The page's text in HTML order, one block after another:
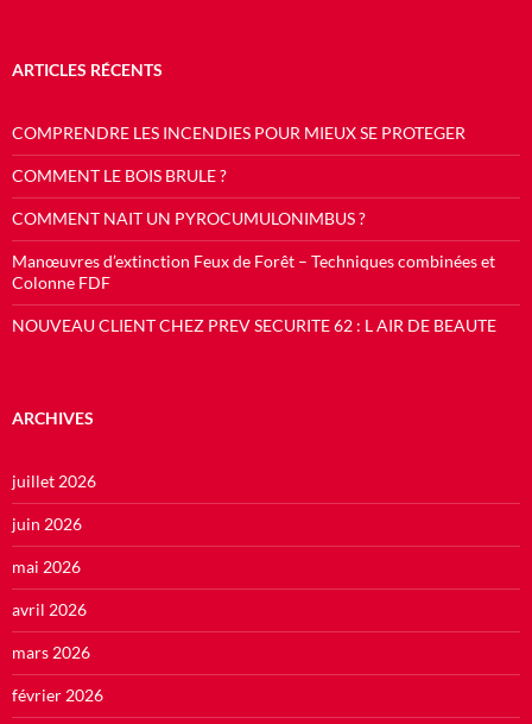
ARTICLES RÉCENTS
COMPRENDRE LES INCENDIES POUR MIEUX SE PROTEGER
COMMENT LE BOIS BRULE ?
COMMENT NAIT UN PYROCUMULONIMBUS ?
Manœuvres d’extinction Feux de Forêt – Techniques combinées et
Colonne FDF
NOUVEAU CLIENT CHEZ PREV SECURITE 62 : L AIR DE BEAUTE
ARCHIVES
juillet 2026
juin 2026
mai 2026
avril 2026
mars 2026
février 2026